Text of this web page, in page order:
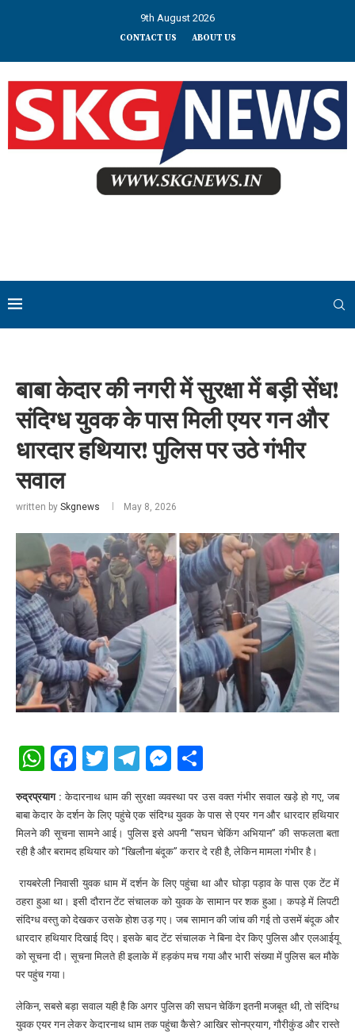
9th August 2026
CONTACT US ABOUT US
बाबा केदार की नगरी में सुरक्षा में बड़ी सेंध!
संदिग्ध युवक के पास मिली एयर गन और
धारदार हथियार! पुलिस पर उठे गंभीर
सवाल
written by Skgnews May 8, 2026
WhatsApp
Facebook
Twitter
Telegram
Messenger
रुद्रप्रयाग : केदारनाथ धाम की सुरक्षा व्यवस्था पर उस वक्त गंभीर सवाल खड़े हो गए, जब
बाबा केदार के दर्शन के लिए पहुंचे एक संदिग्ध युवक के पास से एयर गन और धारदार हथियार
मिलने की सूचना सामने आई। पुलिस इसे अपनी “सघन चेकिंग अभियान” की सफलता बता
रही है और बरामद हथियार को “खिलौना बंदूक” करार दे रही है, लेकिन मामला गंभीर है।
रायबरेली निवासी युवक धाम में दर्शन के लिए पहुंचा था और घोड़ा पड़ाव के पास एक टेंट में
ठहरा हुआ था। इसी दौरान टेंट संचालक को युवक के सामान पर शक हुआ। कपड़े में लिपटी
संदिग्ध वस्तु को देखकर उसके होश उड़ गए। जब सामान की जांच की गई तो उसमें बंदूक और
धारदार हथियार दिखाई दिए। इसके बाद टेंट संचालक ने बिना देर किए पुलिस और एलआईयू
को सूचना दी। सूचना मिलते ही इलाके में हड़कंप मच गया और भारी संख्या में पुलिस बल मौके
पर पहुंच गया।
लेकिन, सबसे बड़ा सवाल यही है कि अगर पुलिस की सघन चेकिंग इतनी मजबूत थी, तो संदिग्ध
युवक एयर गन लेकर केदारनाथ धाम तक पहुंचा कैसे? आखिर सोनप्रयाग, गौरीकुंड और रास्ते